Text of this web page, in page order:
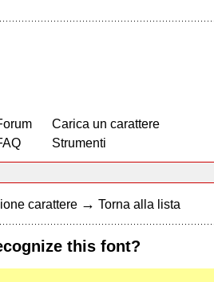
Carica un carattere
Strumenti
carattere → Torna alla lista
this font?